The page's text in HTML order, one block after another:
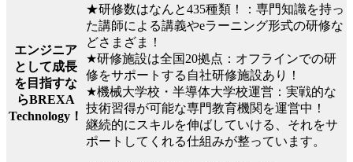
エンジニア
として成長
を目指すな
らBREXA
Technology！
★研修数はなんと435種類！：専門知識を持っ
た講師による講義やeラーニング形式の研修な
どさまざま！
★研修施設は全国20拠点：オフラインでの研
修をサポートする自社研修施設あり！
★機械大学校・半導体大学校運営：実戦的な
技術習得が可能な専門教育機関を運営中！
継続的にスキルを伸ばしていける、それをサ
ポートしてくれる仕組みが整っています。